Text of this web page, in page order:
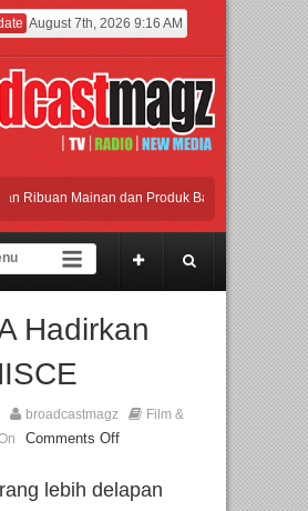
August 7th, 2026 9:16 AM
Mainan dan Produk Bayi dari Seluruh
Bisnis Industri Gifts dan Housewares
Semangat Lokal, BIRKENSTOCK INDONESIA
Mainan dan Produk Bayi dari Seluruh
Hadirkan
broadcastmagz
Film &
Comments Off
lebih delapan